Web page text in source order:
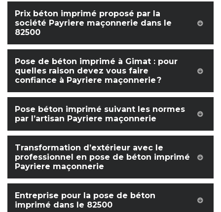
Prix béton imprimé proposé par la
société Payriere maçonnerie dans le
82500
Pose de béton imprimé à Gimat : pour
quelles raison devez vous faire
confiance à Payriere maçonnerie ?
Pose béton imprimé suivant les normes
par l’artisan Payriere maçonnerie
Transformation d’extérieur avec le
professionnel en pose de béton imprimé
Payriere maçonnerie
Entreprise pour la pose de béton
imprimé dans le 82500